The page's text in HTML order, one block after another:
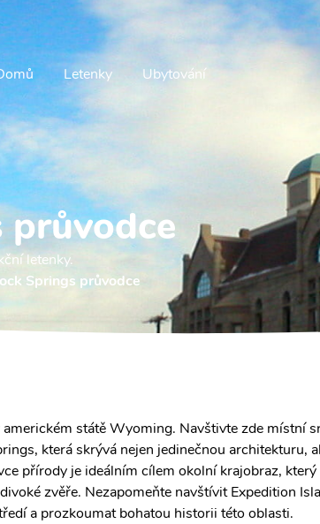
Letenky Ubytování
průvodce
letenky.
Springs průvodce
státě Wyoming. Navštivte zde místní
která skrývá nejen jedinečnou architekturu,
přírody je ideálním cílem okolní krajobraz,
zvěře. Nezapomeňte navštívit Expedition
a prozkoumat bohatou historii této oblasti.